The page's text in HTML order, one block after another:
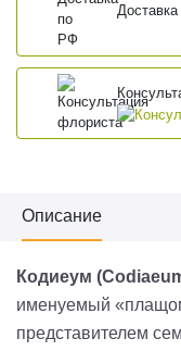
Описание
Кодиеум
именуемый
представителем